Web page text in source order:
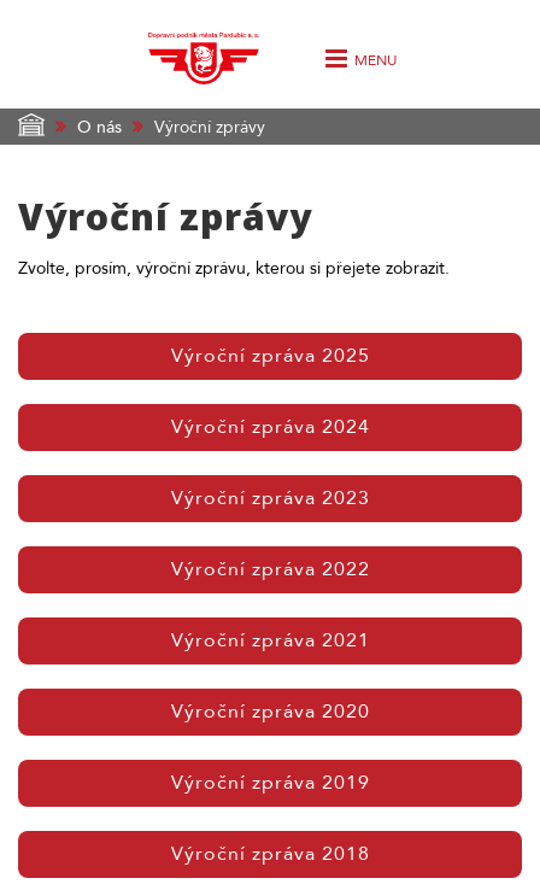
MENU
O nás Výroční zprávy
Výroční zprávy
Zvolte, prosím, výroční zprávu, kterou si přejete zobrazit.
Výroční zpráva 2025
Výroční zpráva 2024
Výroční zpráva 2023
Výroční zpráva 2022
Výroční zpráva 2021
Výroční zpráva 2020
Výroční zpráva 2019
Výroční zpráva 2018